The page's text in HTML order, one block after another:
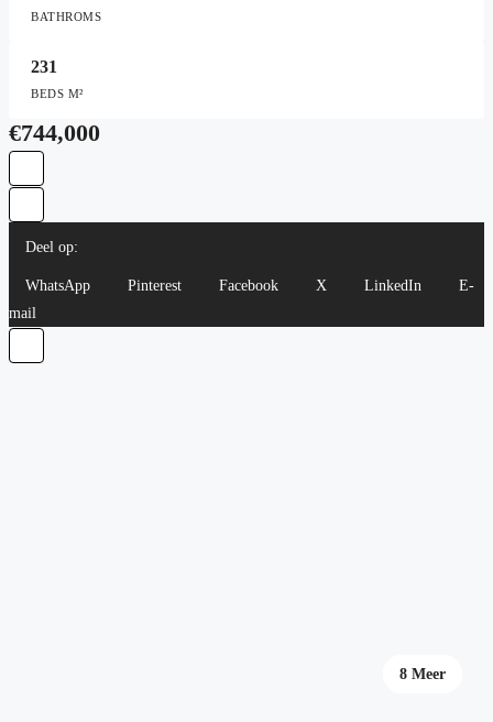
BATHROMS
BEDS M²
231
€744,000
Deel op:
WhatsApp Pinterest Facebook X LinkedIn
E-
mail
4 Meer
8 Meer